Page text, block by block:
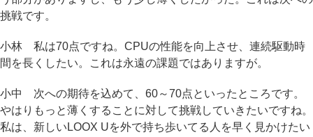
挑戦です。
小林 私は70点ですね。CPUの性能を向上させ、連続駆動時
間を長くしたい。これは永遠の課題ではありますが。
小中 次への期待を込めて、60～70点といったところです。
やはりもっと薄くすることに対して挑戦していきたいですね。
私は、新しいLOOX Uを外で持ち歩いてる人を早く見かけたい